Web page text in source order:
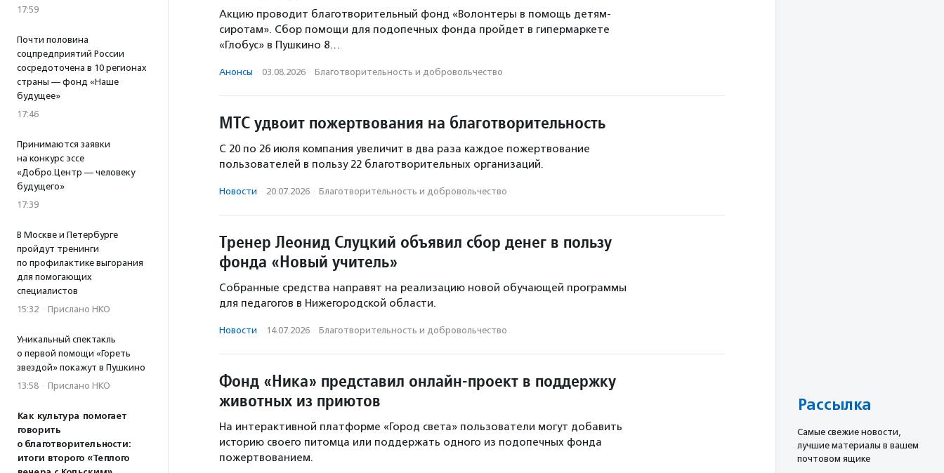
17:59
Почти половина
соцпредприятий России
сосредоточена в 10 регионах
страны — фонд «Наше
будущее»
17:46
Принимаются заявки
на конкурс эссе
«Добро.Центр — человеку
будущего»
17:39
В Москве и Петербурге
пройдут тренинги
по профилактике выгорания
для помогающих
специалистов
15:32 · Прислано НКО
Уникальный спектакль
о первой помощи «Гореть
звездой» покажут в Пушкино
13:58 · Прислано НКО
Как культура помогает
говорить
о благотворительности:
итоги второго «Теплого
Акцию проводит благотворительный фонд «Волонтеры в помощь детям-
сиротам». Сбор помощи для подопечных фонда пройдет в гипермаркете
«Глобус» в Пушкино 8…
Анонсы · 03.08.2026 · Благотвори­тель­ность и доброволь­чест­во
МТС удвоит пожертвования на благотворительность
С 20 по 26 июля компания увеличит в два раза каждое пожертвование
пользователей в пользу 22 благотворительных организаций.
Новости · 20.07.2026 · Благотвори­тель­ность и доброволь­чест­во
Тренер Леонид Слуцкий объявил сбор денег в пользу
фонда «Новый учитель»
Собранные средства направят на реализацию новой обучающей программы
для педагогов в Нижегородской области.
Новости · 14.07.2026 · Благотвори­тель­ность и доброволь­чест­во
Фонд «Ника» представил онлайн-проект в поддержку
животных из приютов
На интерактивной платформе «Город света» пользователи могут добавить
историю своего питомца или поддержать одного из подопечных фонда
пожертвованием.
Рассылка
Cамые свежие новости,
лучшие материалы в вашем
почтовом ящике